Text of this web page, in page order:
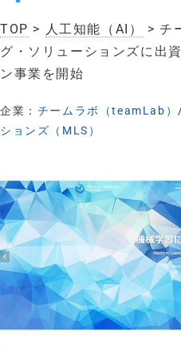
TOP > 人工知能（AI）
> チ
グ・ソリューションズに出
ン事業を開始
企業： チームラボ（teamLab）
ションズ（MLS）